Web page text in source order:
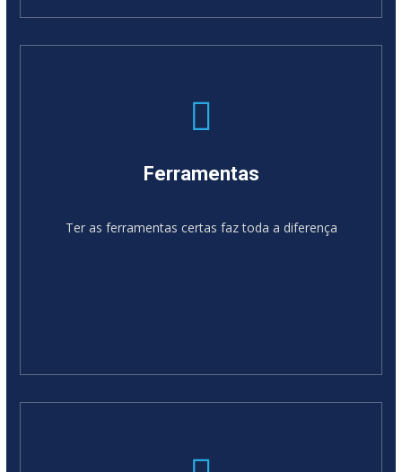
Ferramentas
Ter as ferramentas certas faz toda a diferença